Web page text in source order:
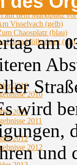
auf dem Marktplatz
Visselvach (gelb)
Chaosplatz (blau)
dem Höllenberg (rot)
2010
2010
2011
2011
2012
2012
am
wird
und